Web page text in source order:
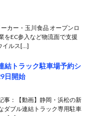
カー・玉川食品 オープンロ
をEC参入など物流面で支援
イルス[…]
結トラック駐車場予約シ
日開始
事：【動画】静岡・浜松の新
ダブル連結トラック専用駐車